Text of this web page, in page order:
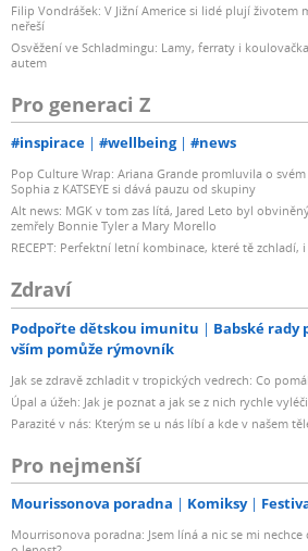
Filip Vondrášek: V Jižní Americe si lidé plují životem
neřeší
Osvěžení ve Schladmingu: Lamy, ferraty i
autem
Pro generaci Z
#inspirace #wellbeing #news
Pop Culture Wrap: Ariana Grande promluvila o
Sophia z KATSEYE si dává pauzu od skupiny
Alt news: MGK v tom zas lítá, Jared Leto byl
zemřely Bonnie Tyler a Mary Morello
RECEPT: Perfektní letní kombinace, které tě zchladí,
Zdraví
Podpořte dětskou imunitu Babské
vším pomůže rýmovník
Jak se zdravě zchladit v tropických vedrech: Co
Úpal a úžeh: Jak je poznat a jak se z nich rychle
Parazité v nás: Kterým se u nás líbí a kde v našem
Pro nejmenší
Mourissonova poradna Komiksy
Mourrisonova poradna: Jsem líná a nic se mi